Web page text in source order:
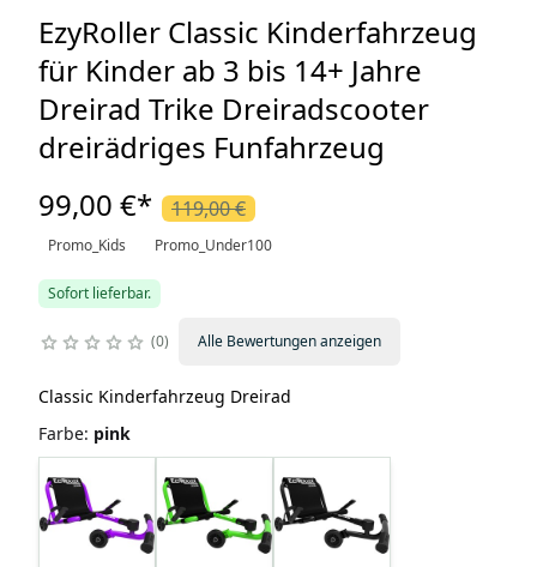
EzyRoller Classic Kinderfahrzeug
für Kinder ab 3 bis 14+ Jahre
Dreirad Trike Dreiradscooter
dreirädriges Funfahrzeug
99,00 €* 119,00 €
Promo_Kids Promo_Under100
Sofort lieferbar.
0 Alle Bewertungen anzeigen
Classic Kinderfahrzeug Dreirad
Farbe: pink